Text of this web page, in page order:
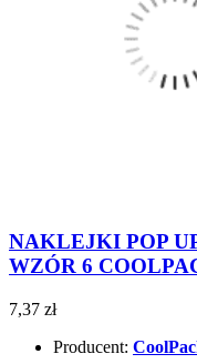
NAKLEJKI POP
WZÓR 6
7,37 zł
Producent: